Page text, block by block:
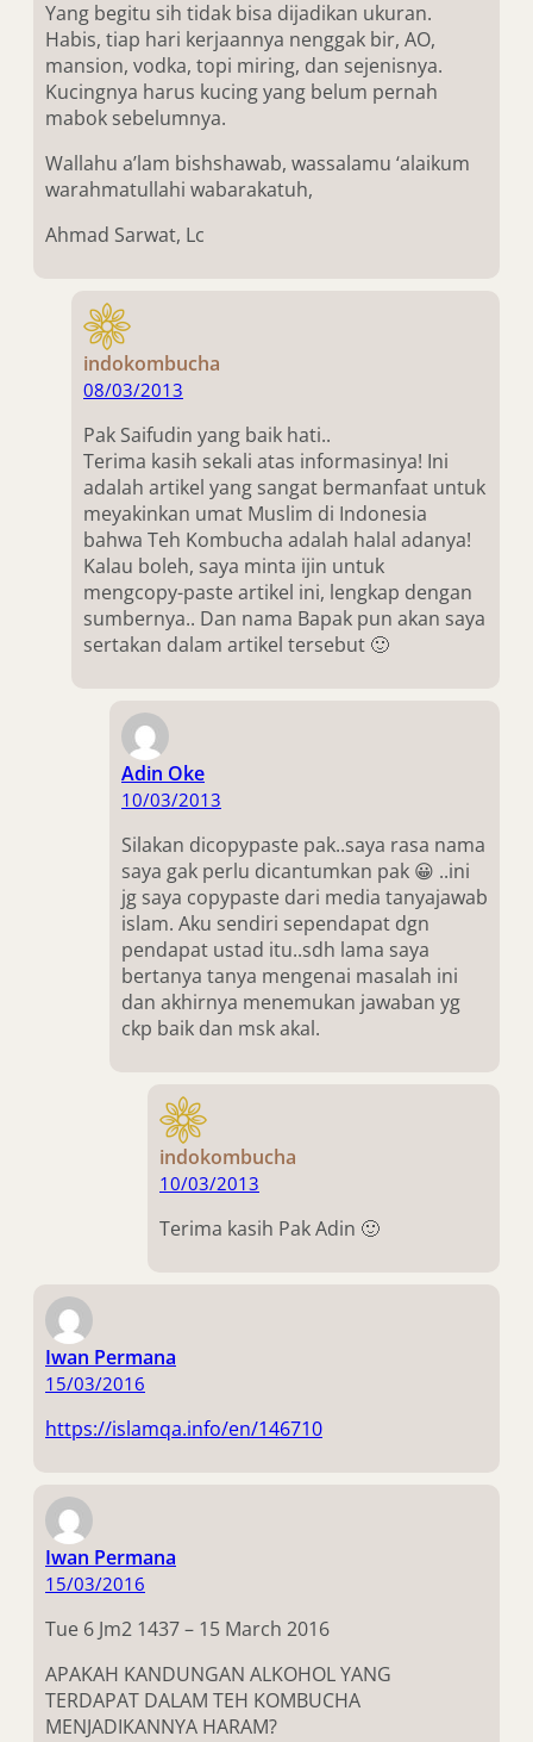
Yang begitu sih tidak bisa dijadikan ukuran.
Habis, tiap hari kerjaannya nenggak bir, AO,
mansion, vodka, topi miring, dan sejenisnya.
Kucingnya harus kucing yang belum pernah
mabok sebelumnya.
Wallahu a’lam bishshawab, wassalamu ‘alaikum
warahmatullahi wabarakatuh,
Ahmad Sarwat, Lc
indokombucha
08/03/2013
Pak Saifudin yang baik hati..
Terima kasih sekali atas informasinya! Ini
adalah artikel yang sangat bermanfaat untuk
meyakinkan umat Muslim di Indonesia
bahwa Teh Kombucha adalah halal adanya!
Kalau boleh, saya minta ijin untuk
mengcopy-paste artikel ini, lengkap dengan
sumbernya.. Dan nama Bapak pun akan saya
sertakan dalam artikel tersebut 🙂
Adin Oke
10/03/2013
Silakan dicopypaste pak..saya rasa nama
saya gak perlu dicantumkan pak 😀 ..ini
jg saya copypaste dari media tanyajawab
islam. Aku sendiri sependapat dgn
pendapat ustad itu..sdh lama saya
bertanya tanya mengenai masalah ini
dan akhirnya menemukan jawaban yg
ckp baik dan msk akal.
indokombucha
10/03/2013
Terima kasih Pak Adin 🙂
Iwan Permana
15/03/2016
https://islamqa.info/en/146710
Iwan Permana
15/03/2016
Tue 6 Jm2 1437 – 15 March 2016
APAKAH KANDUNGAN ALKOHOL YANG
TERDAPAT DALAM TEH KOMBUCHA
MENJADIKANNYA HARAM?